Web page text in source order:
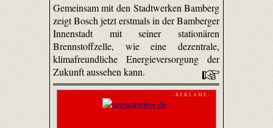
Gemeinsam mit den Stadtwerken Bamberg
zeigt Bosch jetzt erstmals in der Bamberger
Innenstadt mit seiner stationären
Brennstoffzelle, wie eine dezentrale,
klimafreundliche Energieversorgung der
Zukunft aussehen kann.
- R E K L A M E -